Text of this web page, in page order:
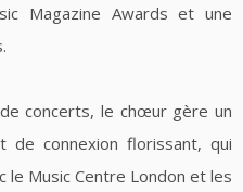
Magazine Awards et une
concerts, le chœur gère un
de connexion florissant, qui
Music Centre London et les